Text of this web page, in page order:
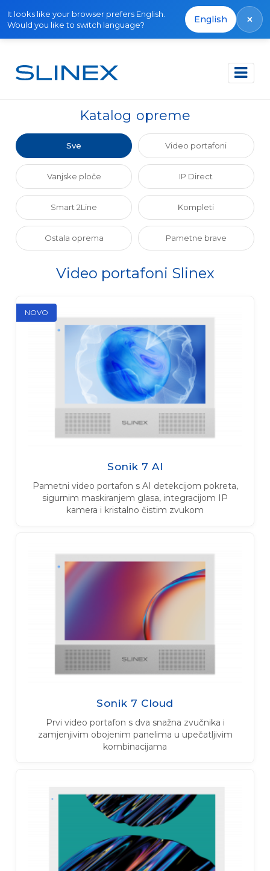
It looks like your browser prefers English.
Would you like to switch language?
English ×
Početna Katalog
Katalog opreme
Sve Video portafoni
Vanjske ploče IP Direct
Smart 2Line Kompleti
Ostala oprema Pametne brave
Video portafoni Slinex
NOVO
Sonik 7 AI
Pametni video portafon s AI detekcijom pokreta,
sigurnim maskiranjem glasa, integracijom IP
kamera i kristalno čistim zvukom
Sonik 7 Cloud
Prvi video portafon s dva snažna zvučnika i
zamjenjivim obojenim panelima u upečatljivim
kombinacijama